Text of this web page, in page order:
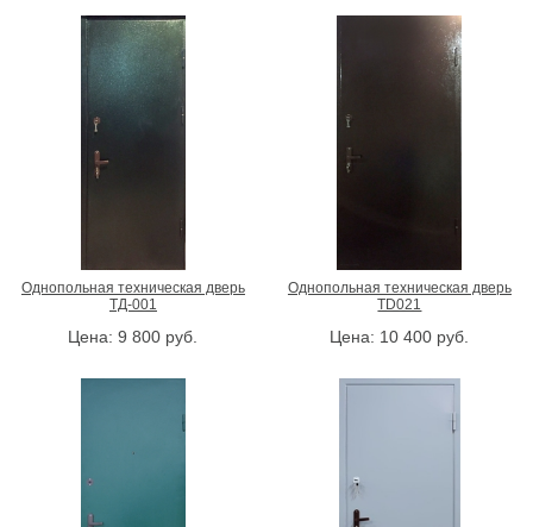
Однопольная техническая дверь
ТД-001
Цена:9 800 руб.
Однопольная техническая дверь
TD021
Цена: 10 400 руб.